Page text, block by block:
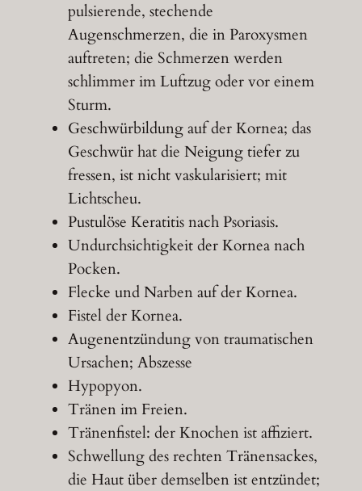
pulsierende, stechende
Augenschmerzen, die in Paroxysmen
auftreten; die Schmerzen werden
schlimmer im Luftzug oder vor einem
Sturm.
Geschwürbildung auf der Kornea; das
Geschwür hat die Neigung tiefer zu
fressen, ist nicht vaskularisiert; mit
Lichtscheu.
Pustulöse Keratitis nach Psoriasis.
Undurchsichtigkeit der Kornea nach
Pocken.
Flecke und Narben auf der Kornea.
Fistel der Kornea.
Augenentzündung von traumatischen
Ursachen; Abszesse
Hypopyon.
Tränen im Freien.
Tränenfistel: der Knochen ist affiziert.
Schwellung des rechten Tränensackes,
die Haut über demselben ist entzündet;